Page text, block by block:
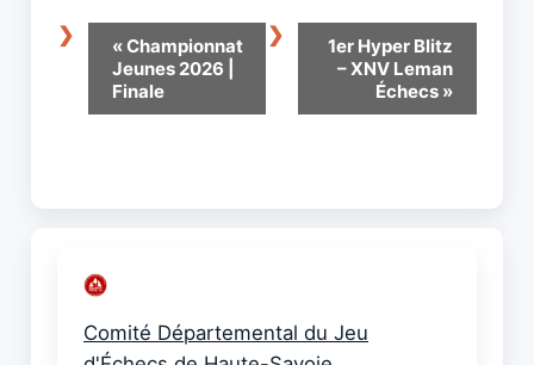
Navigation
Évènement
«Championnat
Jeunes 2026 |
Finale
1er Hyper Blitz
– XNV Leman
Échecs »
Comité Départemental du Jeu